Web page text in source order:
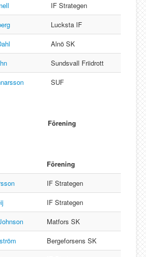
IF Strategen
Lucksta IF
Alnö SK
Sundsvall Friidrott
SUF
Förening
Förening
IF Strategen
IF Strategen
Matfors SK
Bergeforsens SK